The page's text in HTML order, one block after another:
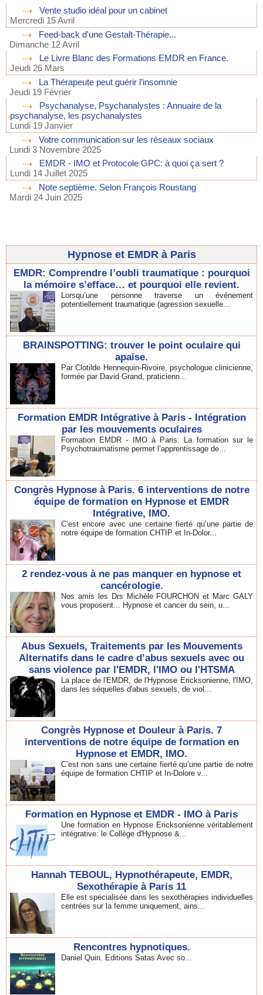
Vente studio idéal pour un cabinet
Mercredi 15 Avril
Feed-back d'une Gestalt-Thérapie...
Dimanche 12 Avril
Le Livre Blanc des Formations EMDR en France.
Jeudi 26 Mars
La Thérapeute peut guérir l’insomnie
Jeudi 19 Février
Psychanalyse, Psychanalystes : Annuaire de la
psychanalyse, les psychanalystes
Lundi 19 Janvier
Votre communication sur les réseaux sociaux
Lundi 3 Novembre 2025
EMDR - IMO et Protocole GPC: à quoi ça sert ?
Lundi 14 Juillet 2025
Note septième. Selon François Roustang
Mardi 24 Juin 2025
Hypnose et EMDR à Paris
EMDR: Comprendre l’oubli traumatique : pourquoi
la mémoire s’efface… et pourquoi elle revient.
Lorsqu’une personne traverse un événement
potentiellement traumatique (agression sexuelle...
BRAINSPOTTING: trouver le point oculaire qui
apaise.
Par Clotilde Hennequin-Rivoire, psychologue clinicienne,
formée par David Grand, praticienn...
Formation EMDR Intégrative à Paris - Intégration
par les mouvements oculaires
Formation EMDR - IMO à Paris: La formation sur le
Psychotraumatisme permet l’apprentissage de...
Congrès Hypnose à Paris. 6 interventions de notre
équipe de formation en Hypnose et EMDR
Intégrative, IMO.
C’est encore avec une certaine fierté qu’une partie de
notre équipe de formation CHTIP et In-Dolor...
2 rendez-vous à ne pas manquer en hypnose et
cancérologie.
Nos amis les Drs Michèle FOURCHON et Marc GALY
vous proposent... Hypnose et cancer du sein, u...
Abus Sexuels, Traitements par les Mouvements
Alternatifs dans le cadre d’abus sexuels avec ou
sans violence par l'EMDR, l'IMO ou l'HTSMA
La place de l'EMDR, de l'Hypnose Ericksonienne, l'IMO,
dans les séquelles d'abus sexuels, de viol...
Congrès Hypnose et Douleur à Paris. 7
interventions de notre équipe de formation en
Hypnose et EMDR, IMO.
C’est non sans une certaine fierté qu’une partie de notre
équipe de formation CHTIP et In-Dolore v...
Formation en Hypnose et EMDR - IMO à Paris
Une formation en Hypnose Ericksonienne véritablement
intégrative: le Collège d'Hypnose &...
Hannah TEBOUL, Hypnothérapeute, EMDR,
Sexothérapie à Paris 11
Elle est spécialisée dans les sexothérapies individuelles
centrées sur la femme uniquement, ains...
Rencontres hypnotiques.
Daniel Quin. Editions Satas Avec so...